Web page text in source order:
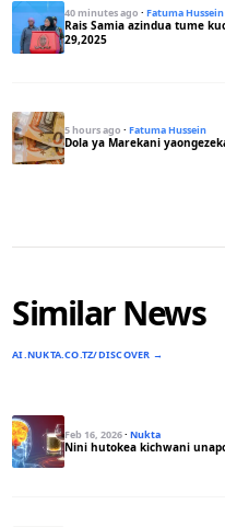
40 minutes ago ·Fatuma Hussein
Rais Samia azindua tume
29,2025
5 hours ago ·Fatuma Hussein
Dola ya Marekani
Similar News
AI.NUKTA.CO.TZ/DISCOVER →
Feb 16, 2026·Nukta
Nini hutokea kichwani